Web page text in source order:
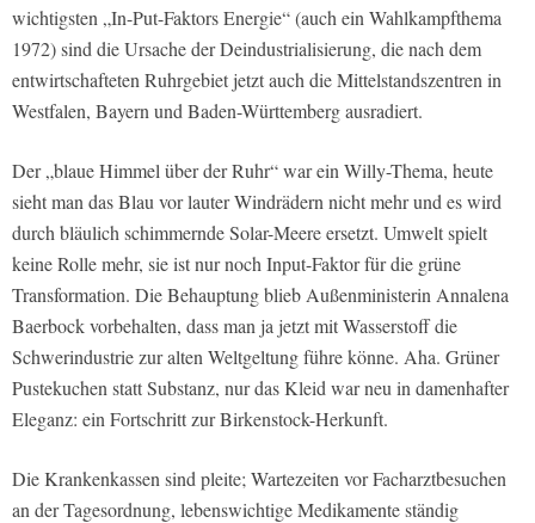
wichtigsten „In-Put-Faktors Energie“ (auch ein Wahlkampfthema
1972) sind die Ursache der Deindustrialisierung, die nach dem
entwirtschafteten Ruhrgebiet jetzt auch die Mittelstandszentren in
Westfalen, Bayern und Baden-Württemberg ausradiert.
Der „blaue Himmel über der Ruhr“ war ein Willy-Thema, heute
sieht man das Blau vor lauter Windrädern nicht mehr und es wird
durch bläulich schimmernde Solar-Meere ersetzt. Umwelt spielt
keine Rolle mehr, sie ist nur noch Input-Faktor für die grüne
Transformation. Die Behauptung blieb Außenministerin Annalena
Baerbock vorbehalten, dass man ja jetzt mit Wasserstoff die
Schwerindustrie zur alten Weltgeltung führe könne. Aha. Grüner
Pustekuchen statt Substanz, nur das Kleid war neu in damenhafter
Eleganz: ein Fortschritt zur Birkenstock-Herkunft.
Die Krankenkassen sind pleite; Wartezeiten vor Facharztbesuchen
an der Tagesordnung, lebenswichtige Medikamente ständig